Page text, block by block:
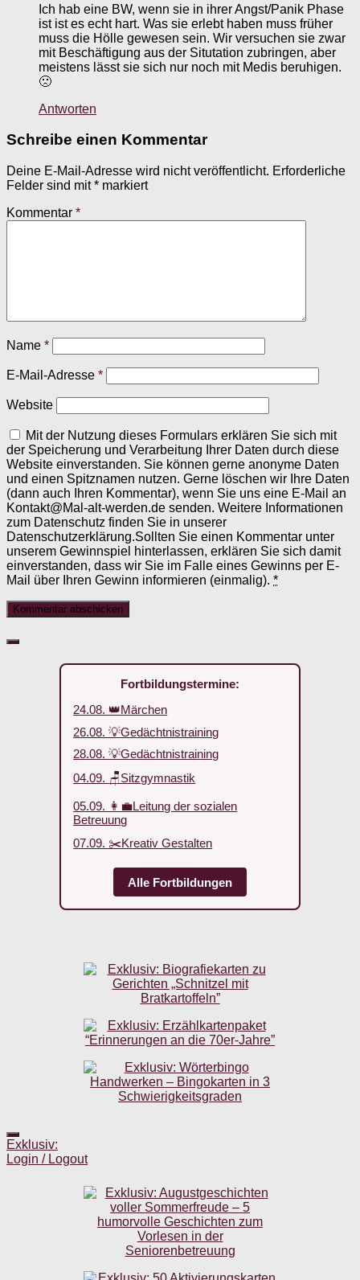
Ich hab eine BW, wenn sie in ihrer Angst/Panik Phase
ist ist es echt hart. Was sie erlebt haben muss früher
muss die Hölle gewesen sein. Wir versuchen sie zwar
mit Beschäftigung aus der Situtation zubringen, aber
meistens lässt sie sich nur noch mit Medis beruhigen.
🙁
Antworten
Schreibe einen Kommentar
Deine E-Mail-Adresse wird nicht veröffentlicht. Erforderliche
Felder sind mit* markiert
Kommentar *
Name *
E-Mail-Adresse *
Website
Mit der Nutzung dieses Formulars erklären Sie sich mit
der Speicherung und Verarbeitung Ihrer Daten durch diese
Website einverstanden. Sie können gerne anonyme Daten
und einen Spitznamen nutzen. Gerne löschen wir Ihre Daten
(dann auch Ihren Kommentar), wenn Sie uns eine E-Mail an
Kontakt@Mal-alt-werden.de senden. Weitere Informationen
zum Datenschutz finden Sie in unserer
Datenschutzerklärung.Sollten Sie einen Kommentar unter
unserem Gewinnspiel hinterlassen, erklären Sie sich damit
einverstanden, dass wir Sie im Falle eines Gewinns per E-
Mail über Ihren Gewinn informieren (einmalig). *
Fortbildungstermine:
24.08. 👑Märchen
26.08. 💡Gedächtnistraining
28.08. 💡Gedächtnistraining
04.09. 🪑Sitzgymnastik
05.09. 👩‍💼Leitung der sozialen
Betreuung
07.09. ✂️Kreativ Gestalten
Alle Fortbildungen
Exklusiv:
Login / Logout